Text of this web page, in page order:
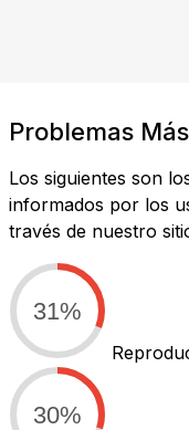
Problemas
Los siguientes son
informados por los
través de nuestro
31%
30%